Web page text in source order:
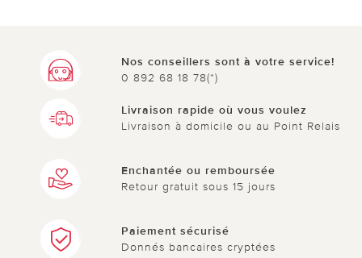
Nos conseillers sont à votre service!
0 892 68 18 78(*)
Livraison rapide où vous voulez
Livraison à domicile ou au Point Relais
Enchantée ou remboursée
Retour gratuit sous 15 jours
Paiement sécurisé
Donnés bancaires cryptées